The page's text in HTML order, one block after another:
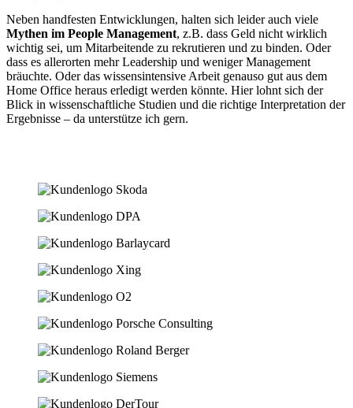
Neben handfesten Entwicklungen, halten sich leider auch viele
Mythen im People Management, z.B. dass Geld nicht wirklich
wichtig sei, um Mitarbeitende zu rekrutieren und zu binden. Oder
dass es allerorten mehr Leadership und weniger Management
bräuchte. Oder das wissensintensive Arbeit genauso gut aus dem
Home Office heraus erledigt werden könnte. Hier lohnt sich der
Blick in wissenschaftliche Studien und die richtige Interpretation der
Ergebnisse – da unterstütze ich gern.